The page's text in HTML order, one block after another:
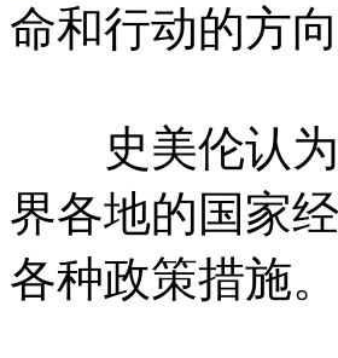
命和行动的方向
史美伦认为
界各地的国家
各种政策措施。